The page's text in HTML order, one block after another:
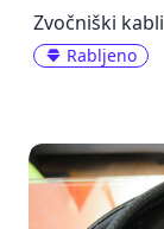
Zvočniški kabli
Rabljeno